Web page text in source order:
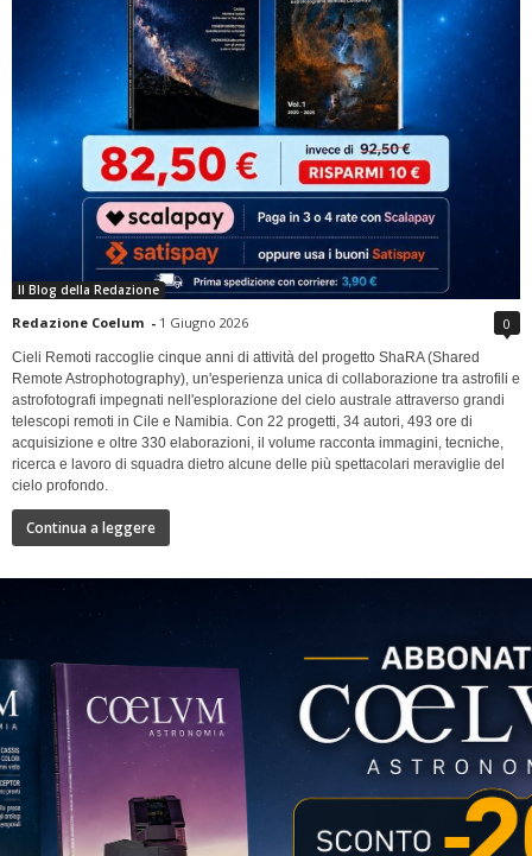
Il Blog della Redazione
Redazione Coelum - 1 Giugno 2026 0
Cieli Remoti raccoglie cinque anni di attività del progetto ShaRA (Shared
Remote Astrophotography), un'esperienza unica di collaborazione tra astrofili e
astrofotografi impegnati nell'esplorazione del cielo australe attraverso grandi
telescopi remoti in Cile e Namibia. Con 22 progetti, 34 autori, 493 ore di
acquisizione e oltre 330 elaborazioni, il volume racconta immagini, tecniche,
ricerca e lavoro di squadra dietro alcune delle più spettacolari meraviglie del
cielo profondo.
Continua a leggere